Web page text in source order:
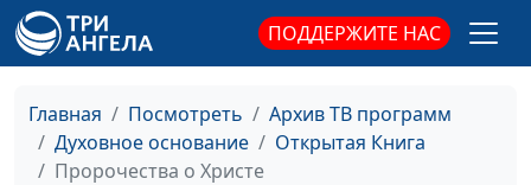
ПОДДЕРЖИТЕ НАС
Главная Посмотреть
Архив ТВ программ
Духовное основание
Открытая Книга
Пророчества о Христе
магистр молодежного
служения
Изменить жизнь к лучшему
с помощью Бога
Юлия Синицына,
Алексей Дедов,